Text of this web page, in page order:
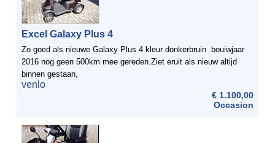
Excel Galaxy Plus 4
Zo goed als nieuwe Galaxy Plus 4 kleur donkerbruin bouiwjaar
2016 nog geen 500km mee gereden.Ziet eruit als nieuw altijd
binnen gestaan,
venlo
€ 1.100,00
Occasion